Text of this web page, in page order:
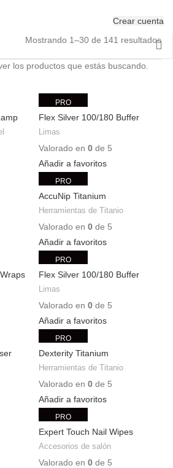
Crear cuenta
Mostrando 1–30 de 141 resultados
PRO
Flex Silver 100/180 Buffer
Limas
Valorado en 0 de 5
Añadir a favoritos
PRO
AccuNip Titanium
Herramientas de Titanio
Valorado en 0 de 5
Añadir a favoritos
PRO
Flex Silver 100/180 Buffer
Limas
Valorado en 0 de 5
Añadir a favoritos
PRO
Dexterity Titanium
Herramientas de Titanio
Valorado en 0 de 5
Añadir a favoritos
PRO
Expert Touch Nail Wipes
Accesorios de salón
Valorado en 0 de 5
los productos que estás buscando.